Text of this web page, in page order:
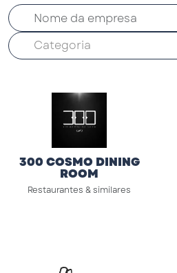
Categoria
300 COSMO DINING
ROOM
Restaurantes & similares